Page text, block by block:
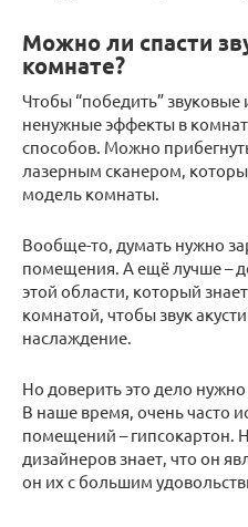
Можно ли спасти
комнате?
Чтобы “победить”
ненужные эффекты в
способов. Можно
лазерным сканером,
модель комнаты.
Вообще-то, думать нужно
помещения. А ещё лучше –
этой области, который
комнатой, чтобы звук
наслаждение.
Но доверить это дело
В наше время, очень часто
помещений – гипсокартон.
дизайнеров знает, что он
он их с большим